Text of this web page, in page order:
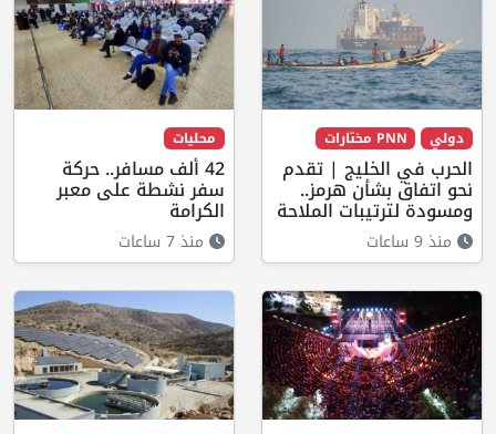
دولي PNN مختارات
الحرب في الخليج | تقدم
نحو اتفاق بشأن هرمز..
ومسودة لترتيبات الملاحة
منذ 9 ساعات
محليات
42 ألف مسافر.. حركة
سفر نشطة على معبر
الكرامة
منذ 7 ساعات